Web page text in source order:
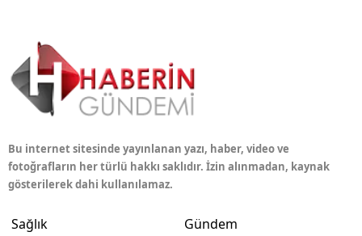
Bu internet sitesinde yayınlanan yazı, haber, video ve
fotoğrafların her türlü hakkı saklıdır. İzin alınmadan, kaynak
gösterilerek dahi kullanılamaz.
Sağlık
Gündem